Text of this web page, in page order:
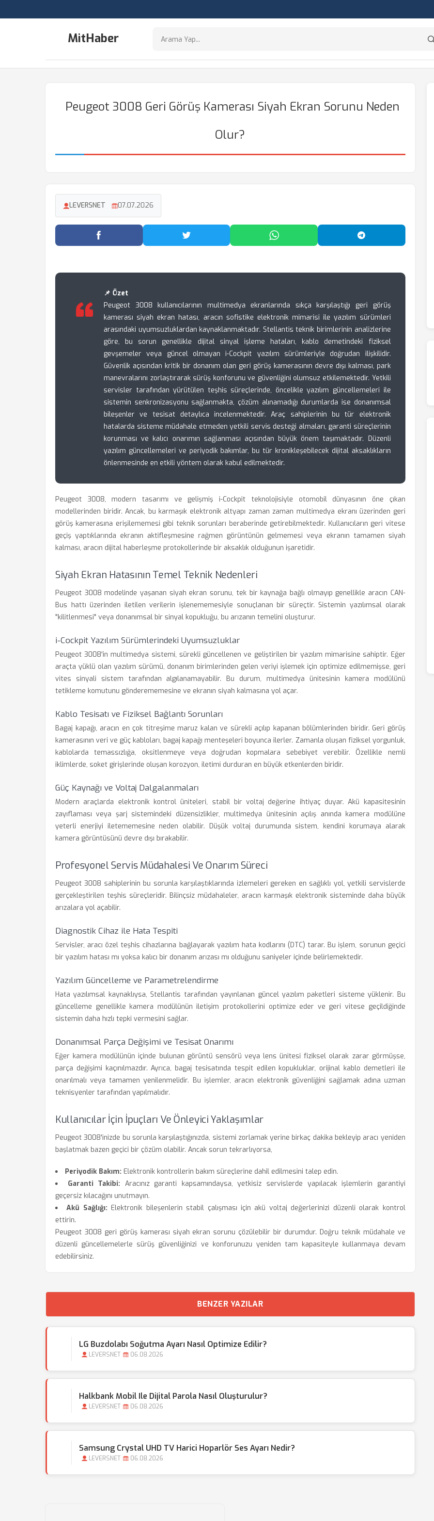
MitHaber
Peugeot 3008 Geri Görüş Kamerası Siyah Ekran Sorunu Neden
Olur?
LEVERSNET 07.07.2026
Facebook'ta Paylaş Twitter'da Paylaş WhatsApp'ta Paylaş Telegram'da
📌 Özet
Peugeot 3008 kullanıcılarının multimedya ekranlarında sıkça karşılaştığı geri görüş
kamerası siyah ekran hatası, aracın sofistike elektronik mimarisi ile yazılım sürümleri
arasındaki uyumsuzluklardan kaynaklanmaktadır. Stellantis teknik birimlerinin analizlerine
göre, bu sorun genellikle dijital sinyal işleme hataları, kablo demetindeki fiziksel
gevşemeler veya güncel olmayan i-Cockpit yazılım sürümleriyle doğrudan ilişkilidir.
Güvenlik açısından kritik bir donanım olan geri görüş kamerasının devre dışı kalması, park
manevralarını zorlaştırarak sürüş konforunu ve güvenliğini olumsuz etkilemektedir. Yetkili
servisler tarafından yürütülen teşhis süreçlerinde, öncelikle yazılım güncellemeleri ile
sistemin senkronizasyonu sağlanmakta, çözüm alınamadığı durumlarda ise donanımsal
bileşenler ve tesisat detaylıca incelenmektedir. Araç sahiplerinin bu tür elektronik
hatalarda sisteme müdahale etmeden yetkili servis desteği almaları, garanti süreçlerinin
korunması ve kalıcı onarımın sağlanması açısından büyük önem taşımaktadır. Düzenli
yazılım güncellemeleri ve periyodik bakımlar, bu tür kronikleşebilecek dijital aksaklıkların
önlenmesinde en etkili yöntem olarak kabul edilmektedir.
Peugeot 3008, modern tasarımı ve gelişmiş i-Cockpit teknolojisiyle otomobil dünyasının öne çıkan
modellerinden biridir. Ancak, bu karmaşık elektronik altyapı zaman zaman multimedya ekranı üzerinden geri
görüş kamerasına erişilememesi gibi teknik sorunları beraberinde getirebilmektedir. Kullanıcıların geri vitese
geçiş yaptıklarında ekranın aktifleşmesine rağmen görüntünün gelmemesi veya ekranın tamamen siyah
kalması, aracın dijital haberleşme protokollerinde bir aksaklık olduğunun işaretidir.
Siyah Ekran Hatasının Temel Teknik Nedenleri
Peugeot 3008 modelinde yaşanan siyah ekran sorunu, tek bir kaynağa bağlı olmayıp genellikle aracın CAN-
Bus hattı üzerinden iletilen verilerin işlenememesiyle sonuçlanan bir süreçtir. Sistemin yazılımsal olarak
"kilitlenmesi" veya donanımsal bir sinyal kopukluğu, bu arızanın temelini oluşturur.
i-Cockpit Yazılım Sürümlerindeki Uyumsuzluklar
Peugeot 3008'in multimedya sistemi, sürekli güncellenen ve geliştirilen bir yazılım mimarisine sahiptir. Eğer
araçta yüklü olan yazılım sürümü, donanım birimlerinden gelen veriyi işlemek için optimize edilmemişse, geri
vites sinyali sistem tarafından algılanamayabilir. Bu durum, multimedya ünitesinin kamera modülünü
tetikleme komutunu gönderememesine ve ekranın siyah kalmasına yol açar.
Kablo Tesisatı ve Fiziksel Bağlantı Sorunları
Bagaj kapağı, aracın en çok titreşime maruz kalan ve sürekli açılıp kapanan bölümlerinden biridir. Geri görüş
kamerasının veri ve güç kabloları, bagaj kapağı menteşeleri boyunca ilerler. Zamanla oluşan fiziksel yorgunluk,
kablolarda temassızlığa, oksitlenmeye veya doğrudan kopmalara sebebiyet verebilir. Özellikle nemli
iklimlerde, soket girişlerinde oluşan korozyon, iletimi durduran en büyük etkenlerden biridir.
Güç Kaynağı ve Voltaj Dalgalanmaları
Modern araçlarda elektronik kontrol üniteleri, stabil bir voltaj değerine ihtiyaç duyar. Akü kapasitesinin
zayıflaması veya şarj sistemindeki düzensizlikler, multimedya ünitesinin açılış anında kamera modülüne
yeterli enerjiyi iletememesine neden olabilir. Düşük voltaj durumunda sistem, kendini korumaya alarak
kamera görüntüsünü devre dışı bırakabilir.
Profesyonel Servis Müdahalesi Ve Onarım Süreci
Peugeot 3008 sahiplerinin bu sorunla karşılaştıklarında izlemeleri gereken en sağlıklı yol, yetkili servislerde
gerçekleştirilen teşhis süreçleridir. Bilinçsiz müdahaleler, aracın karmaşık elektronik sisteminde daha büyük
arızalara yol açabilir.
Diagnostik Cihaz ile Hata Tespiti
Servisler, aracı özel teşhis cihazlarına bağlayarak yazılım hata kodlarını (DTC) tarar. Bu işlem, sorunun geçici
bir yazılım hatası mı yoksa kalıcı bir donanım arızası mı olduğunu saniyeler içinde belirlemektedir.
Yazılım Güncelleme ve Parametrelendirme
Hata yazılımsal kaynaklıysa, Stellantis tarafından yayınlanan güncel yazılım paketleri sisteme yüklenir. Bu
güncelleme genellikle kamera modülünün iletişim protokollerini optimize eder ve geri vitese geçildiğinde
sistemin daha hızlı tepki vermesini sağlar.
Donanımsal Parça Değişimi ve Tesisat Onarımı
Eğer kamera modülünün içinde bulunan görüntü sensörü veya lens ünitesi fiziksel olarak zarar görmüşse,
parça değişimi kaçınılmazdır. Ayrıca, bagaj tesisatında tespit edilen kopukluklar, orijinal kablo demetleri ile
onarılmalı veya tamamen yenilenmelidir. Bu işlemler, aracın elektronik güvenliğini sağlamak adına uzman
teknisyenler tarafından yapılmalıdır.
Kullanıcılar İçin İpuçları Ve Önleyici Yaklaşımlar
Peugeot 3008'inizde bu sorunla karşılaştığınızda, sistemi zorlamak yerine birkaç dakika bekleyip aracı yeniden
başlatmak bazen geçici bir çözüm olabilir. Ancak sorun tekrarlıyorsa,
Periyodik Bakım: Elektronik kontrollerin bakım süreçlerine dahil edilmesini talep edin.
Garanti Takibi: Aracınız garanti kapsamındaysa, yetkisiz servislerde yapılacak işlemlerin garantiyi
geçersiz kılacağını unutmayın.
Akü Sağlığı: Elektronik bileşenlerin stabil çalışması için akü voltaj değerlerinizi düzenli olarak kontrol
ettirin.
Peugeot 3008 geri görüş kamerası siyah ekran sorunu çözülebilir bir durumdur. Doğru teknik müdahale ve
düzenli güncellemelerle sürüş güvenliğinizi ve konforunuzu yeniden tam kapasiteyle kullanmaya devam
edebilirsiniz.
BENZER YAZILAR
LG Buzdolabı Soğutma Ayarı Nasıl Optimize Edilir?
LEVERSNET 06.08.2026
Halkbank Mobil Ile Dijital Parola Nasıl Oluşturulur?
LEVERSNET 06.08.2026
Samsung Crystal UHD TV Harici Hoparlör Ses Ayarı Nedir?
LEVERSNET 06.08.2026